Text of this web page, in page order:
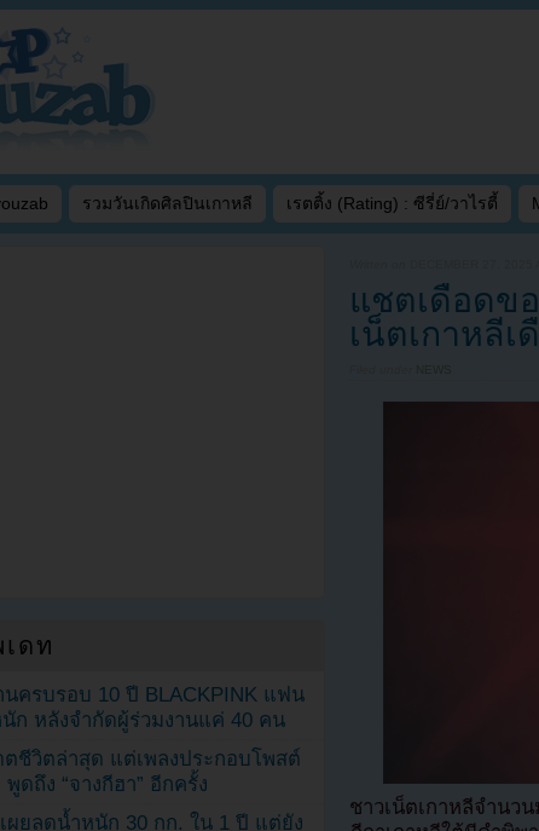
รวมวันเกิดศิลปินเกาหลี เรตติ้ง (Rating) : ซีรี่ย์/วาไรตี้
แชตเดือดข
เน็ตเกาหลี
NEWS
ชาวเน็ตเกาหลีจำน
ดท
นครบรอบ 10 ปี BLACKPINK แฟน
ก หลังจำกัดผู้ร่วมงานแค่ 40 คน
ตชีวิตล่าสุด แต่เพลงประกอบโพสต์
ดถึง “จางกีฮา” อีกครั้ง
ผยลดน้ำหนัก 30 กก. ใน 1 ปี แต่ยัง